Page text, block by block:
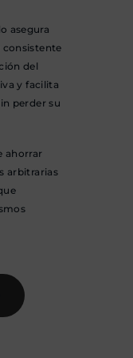
asegura
consistente
del
y facilita
perder su
ahorrar
arbitrarias